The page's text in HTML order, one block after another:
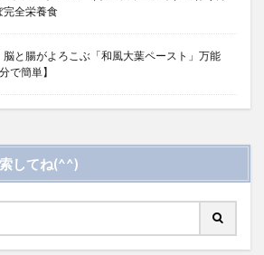
完全栄養食
と腸がよろこぶ「和風大葉ペースト」万能
で簡単】
してね(^^)